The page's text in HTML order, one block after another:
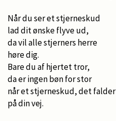
Når du ser et stjerneskud
lad dit ønske flyve ud,
da vil alle stjerners herre
høre dig.
Bare du af hjertet tror,
da er ingen bøn for stor
når et stjerneskud, det falder
på din vej.